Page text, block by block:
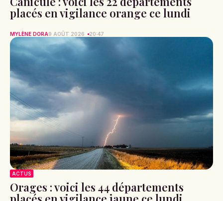
placés en vigilance orange ce lundi
MYLÈNE DORA9 AOÛT 2026 20:47
ACTUS
Orages : voici les 44 départements